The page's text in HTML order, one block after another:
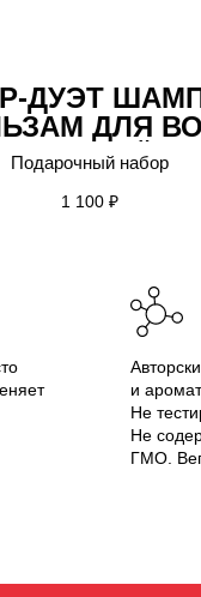
ДУЭТ
ДЛЯ
И ШЁЛК»
N1
ЭГО»
Подарочный набор
1 100 ₽
и
Не
Не
ГМО.